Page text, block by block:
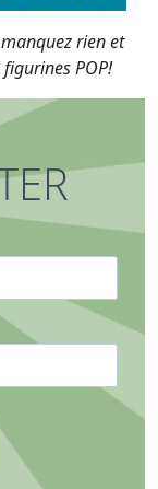
rien et
POP!